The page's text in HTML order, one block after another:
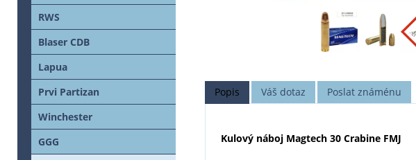
Popis Váš dotaz Poslat známénu
Kulový náboj Magtech 30 Crabine FMJ
RWS
Blaser CDB
Lapua
Prvi Partizan
Winchester
GGG